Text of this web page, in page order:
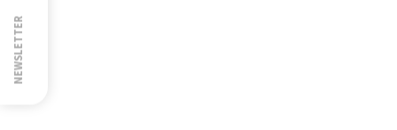
NEWSLETTER